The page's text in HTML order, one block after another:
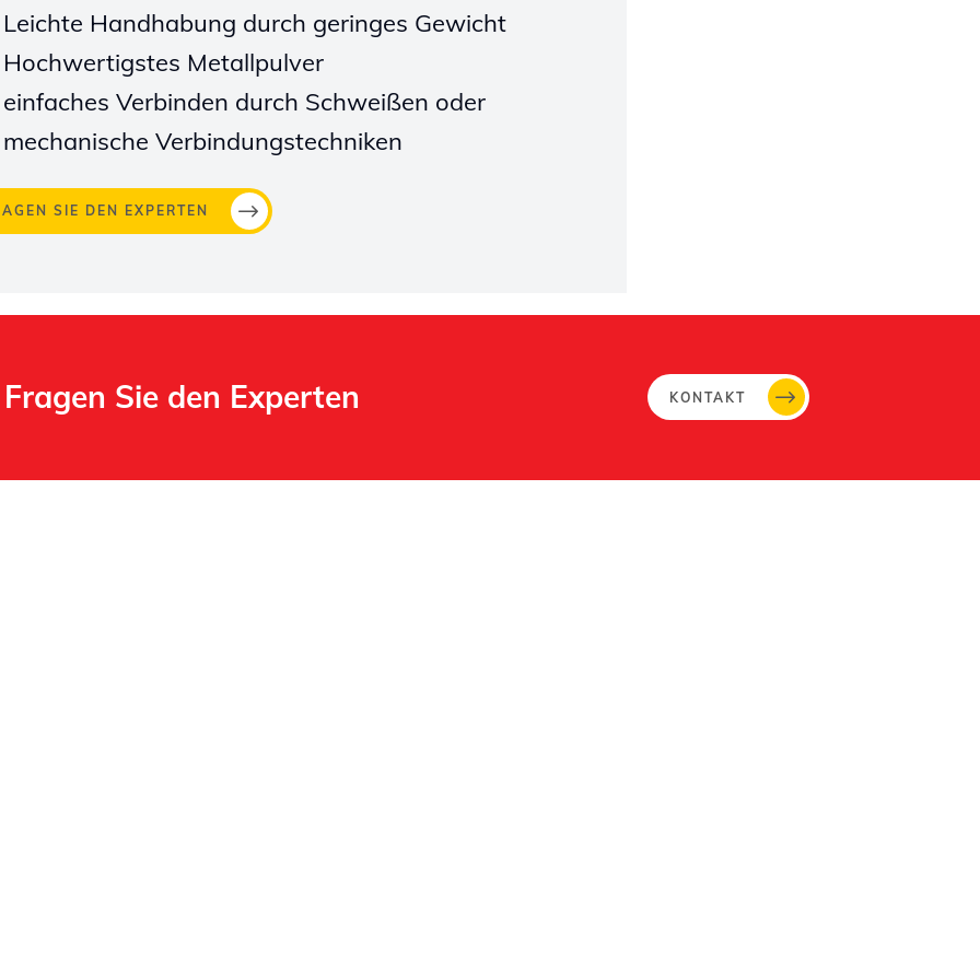
Leichte Handhabung durch geringes Gewicht
Hochwertigstes Metallpulver
einfaches Verbinden durch Schweißen oder
mechanische Verbindungstechniken
SIE DEN EXPERTEN
Fragen Sie den Experten KONTAKT